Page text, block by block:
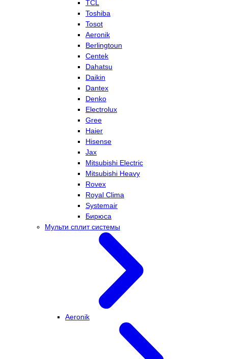
TCL
Toshiba
Tosot
Aeronik
Berlingtoun
Centek
Dahatsu
Daikin
Dantex
Denko
Electrolux
Gree
Haier
Hisense
Jax
Mitsubishi Electric
Mitsubishi Heavy
Rovex
Royal Clima
Systemair
Бирюса
Мульти сплит системы
Aeronik